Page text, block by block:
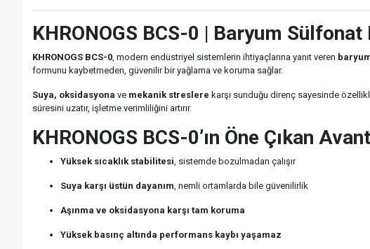
KHRONOGS BCS-0 | Baryum
KHRONOGS BCS-0, modern endüstriyel sistemlerin ihtiyaçlarına yanıt veren
formunu kaybetmeden, güvenilir bir yağlama ve koruma sağlar.
Suya, oksidasyona ve mekanik streslere karşı sunduğu direnç sayesinde
süresini uzatır, işletme verimliliğini artırır.
KHRONOGS BCS-0’ın Öne Çıkan
Yüksek sıcaklık stabilitesi, sistemde bozulmadan çalışır
Suya karşı üstün dayanım, nemli ortamlarda bile güvenilirlik
Aşınma ve oksidasyona karşı tam koruma
Yüksek basınç altında performans kaybı yaşamaz